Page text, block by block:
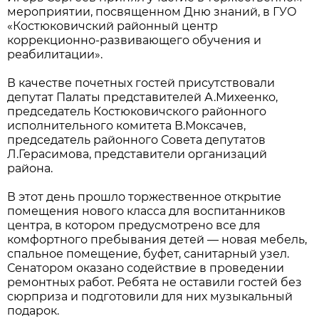
мероприятии, посвященном Дню знаний, в ГУО
«Костюковичский районный центр
коррекционно-развивающего обучения и
реабилитации».
В качестве почетных гостей присутствовали
депутат Палаты представителей А.Михеенко,
председатель Костюковичского районного
исполнительного комитета В.Моксачев,
председатель районного Совета депутатов
Л.Герасимова, представители организаций
района.
В этот день прошло торжественное открытие
помещения нового класса для воспитанников
центра, в котором предусмотрено все для
комфортного пребывания детей — новая мебель,
спальное помещение, буфет, санитарный узел.
Сенатором оказано содействие в проведении
ремонтных работ. Ребята не оставили гостей без
сюрприза и подготовили для них музыкальный
подарок.